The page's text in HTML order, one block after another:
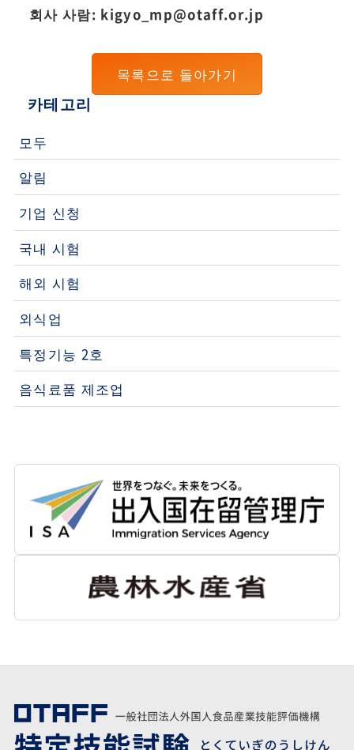
회사 사람: kigyo_mp@otaff.or.jp
목록으로 돌아가기
카테고리
모두
알림
기업 신청
국내 시험
해외 시험
외식업
특정기능 2호
음식료품 제조업